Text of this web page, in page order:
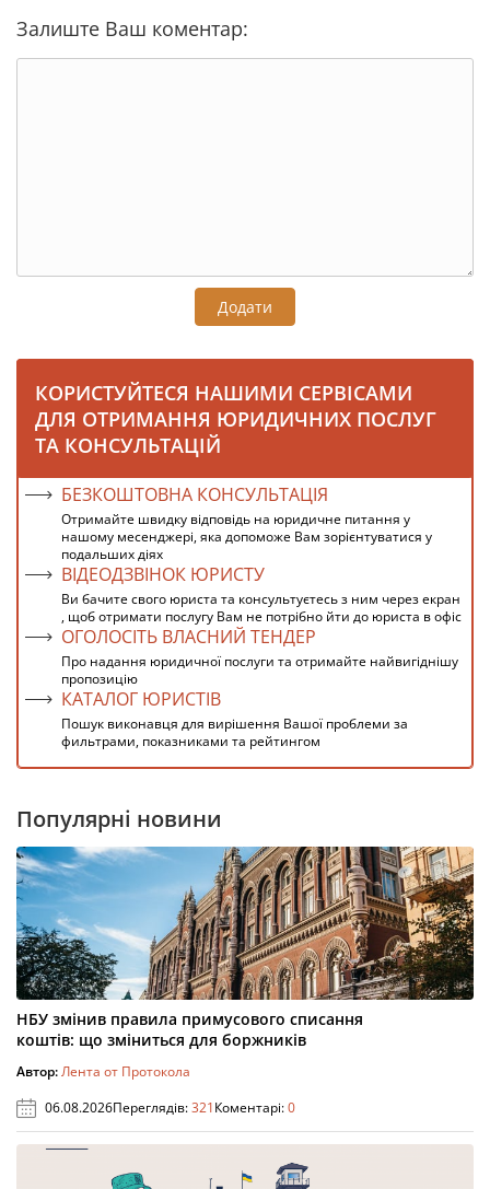
Залиште Ваш коментар:
Додати
КОРИСТУЙТЕСЯ НАШИМИ СЕРВІСАМИ
ДЛЯ ОТРИМАННЯ ЮРИДИЧНИХ ПОСЛУГ
ТА КОНСУЛЬТАЦІЙ
БЕЗКОШТОВНА КОНСУЛЬТАЦІЯ
Отримайте швидку відповідь на юридичне питання у
нашому месенджері, яка допоможе Вам зорієнтуватися у
подальших діях
ВІДЕОДЗВІНОК ЮРИСТУ
Ви бачите свого юриста та консультуєтесь з ним через екран
, щоб отримати послугу Вам не потрібно йти до юриста в офіс
ОГОЛОСІТЬ ВЛАСНИЙ ТЕНДЕР
Про надання юридичної послуги та отримайте найвигіднішу
пропозицію
КАТАЛОГ ЮРИСТІВ
Пошук виконавця для вирішення Вашої проблеми за
фильтрами, показниками та рейтингом
Популярні новини
НБУ змінив правила примусового списання
коштів: що зміниться для боржників
Автор:Лента от Протокола
06.08.2026Переглядів:321Коментарі:0